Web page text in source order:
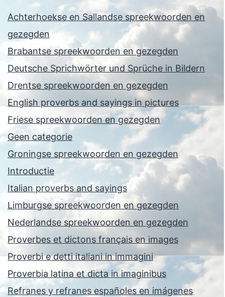
Achterhoekse en Sallandse spreekwoorden en
gezegden
Brabantse spreekwoorden en gezegden
Deutsche Sprichwörter und Sprüche in Bildern
Drentse spreekwoorden en gezegden
English proverbs and sayings in pictures
Friese spreekwoorden en gezegden
Geen categorie
Groningse spreekwoorden en gezegden
Introductie
Italian proverbs and sayings
Limburgse spreekwoorden en gezegden
Nederlandse spreekwoorden en gezegden
Proverbes et dictons français en images
Proverbi e detti italiani in immagini
Proverbia latina et dicta in imaginibus
Refranes y refranes españoles en imágenes